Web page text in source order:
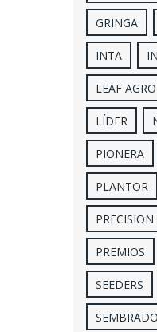
GRINGA
INTA
LEAF
LÍDER
PIONERA
PLANTOR
PREMIOS
SEEDERS